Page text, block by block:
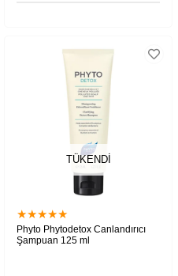
TÜKENDI
★★★★★
Phyto Phytodetox Canlandırıcı
Şampuan 125 ml